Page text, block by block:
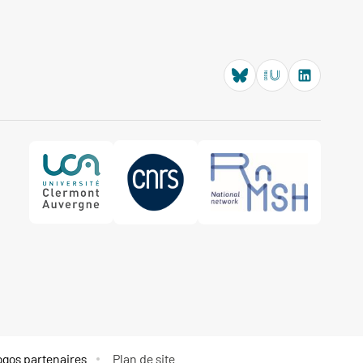
partenaires Plan de site